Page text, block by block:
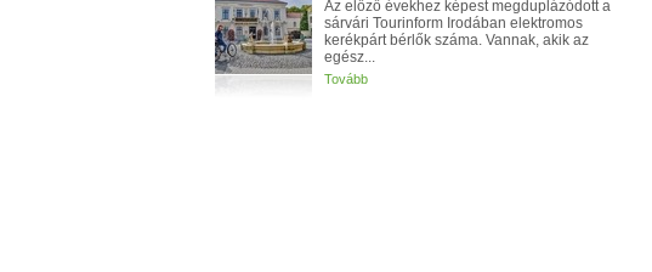
Az előző évekhez képest megduplázódott a
sárvári Tourinform Irodában elektromos
kerékpárt bérlők száma. Vannak, akik az
egész...
Tovább